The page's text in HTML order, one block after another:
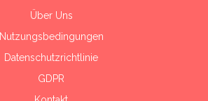
Über Uns
Nutzungsbedingungen
Datenschutzrichtlinie
GDPR